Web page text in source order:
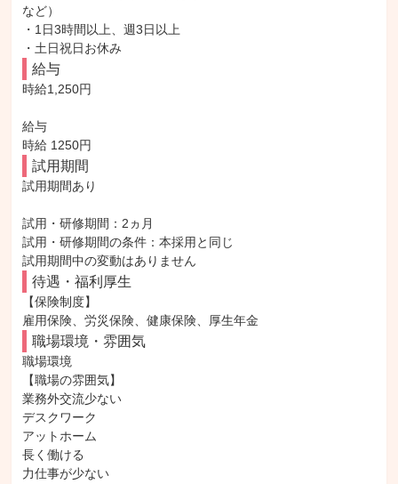
など）
・1日3時間以上、週3日以上
・土日祝日お休み
給与
時給1,250円
給与
時給 1250円
試用期間
試用期間あり
試用・研修期間：2ヵ月
試用・研修期間の条件：本採用と同じ
待遇・福利厚生
【保険制度】
雇用保険、労災保険、健康保険、厚生年金
職場環境・雰囲気
職場環境
【職場の雰囲気】
業務外交流少ない
デスクワーク
アットホーム
長く働ける
力仕事が少ない